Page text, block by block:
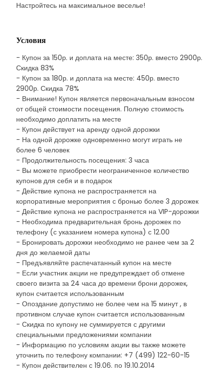
Настройтесь на максимальное веселье!
Условия
- Купон за 150р. и доплата на месте: 350р. вместо 2900р.
Скидка 83%
- Купон за 180р. и доплата на месте: 450р. вместо
2900р. Скидка 78%
- Внимание! Купон является первоначальным взносом
от общей стоимости посещения. Полную стоимость
необходимо доплатить на месте
- Купон действует на аренду одной дорожки
- На одной дорожке одновременно могут играть не
более 6 человек
- Продолжительность посещения: 3 часа
- Вы можете приобрести неограниченное количество
купонов для себя и в подарок
- Действие купона не распространяется на
корпоративные мероприятия с бронью более 3 дорожек
- Действие купона не распространяется на VIP-дорожки
- Необходима предварительная бронь дорожек по
телефону (с указанием номера купона) с 12.00
- Бронировать дорожки необходимо не ранее чем за 2
дня до желаемой даты
- Предъявляйте распечатанный купон на месте
- Если участник акции не предупреждает об отмене
своего визита за 24 часа до времени брони дорожек,
купон считается использованным
- Опоздание допустимо не более чем на 15 минут , в
противном случае купон считается использованным
- Скидка по купону не суммируется с другими
специальными предложениями компании
- Информацию по условиям акции вы также можете
уточнить по телефону компании: +7 (499) 122-60-15
- Купон действителен с 19.06. по 19.10.2014